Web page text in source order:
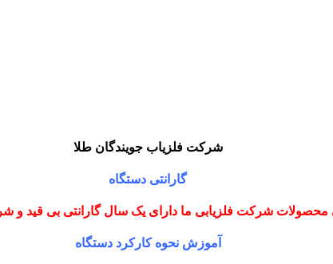
شرکت فلزیاب جویندگان طلا
گارانتی دستگاه
محصولات شرکت فلزیابی ما دارای یک سال گارانتی بی قید و
آموزش نحوه کارکرد دستگاه